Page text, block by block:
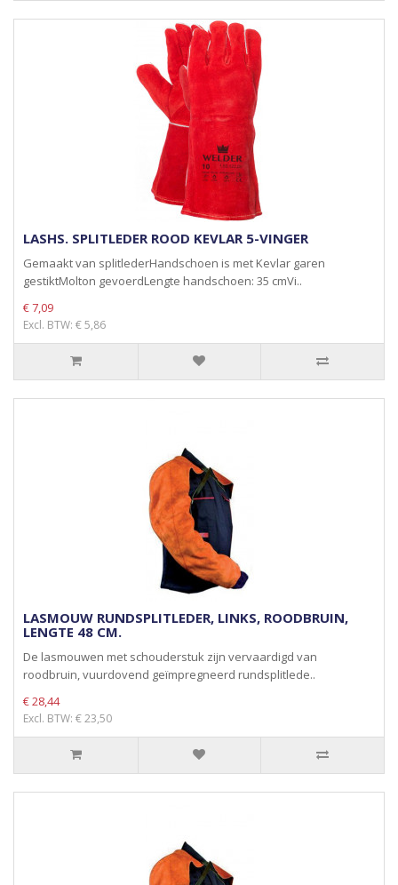
LASHS. SPLITLEDER ROOD KEVLAR 5-VINGER
Gemaakt van splitlederHandschoen is met Kevlar garen
gestiktMolton gevoerdLengte handschoen: 35 cmVi..
€ 7,09
Excl. BTW: € 5,86
LASMOUW RUNDSPLITLEDER, LINKS, ROODBRUIN,
LENGTE 48 CM.
De lasmouwen met schouderstuk zijn vervaardigd van
roodbruin, vuurdovend geïmpregneerd rundsplitlede..
€ 28,44
Excl. BTW: € 23,50